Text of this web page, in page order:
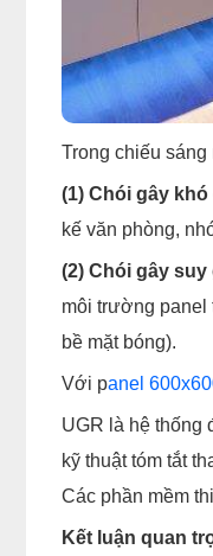
Trong chiếu sáng
(1) Chói gây
kế văn phòng,
(2) Chói gây
môi trường panel
bề mặt bóng).
Với panel
UGR là hệ thống
kỹ thuật tóm tắt
Các phần mềm
Kết luận quan